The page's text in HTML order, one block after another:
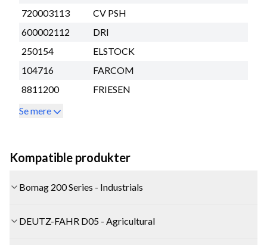
720003113
CV PSH
600002112
DRI
250154
ELSTOCK
104716
FARCOM
8811200
FRIESEN
Se mere
Kompatible produkter
Bomag 200 Series - Industrials
DEUTZ-FAHR D05 - Agricultural